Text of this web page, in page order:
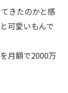
きたのかと感
可愛いもんで
月額で2000万